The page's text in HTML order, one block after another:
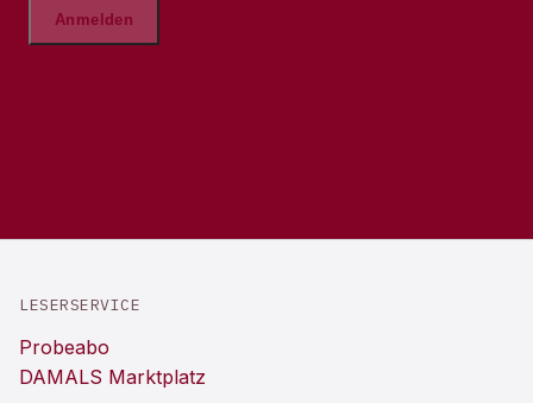
LESERSERVICE
Probeabo
DAMALS Marktplatz